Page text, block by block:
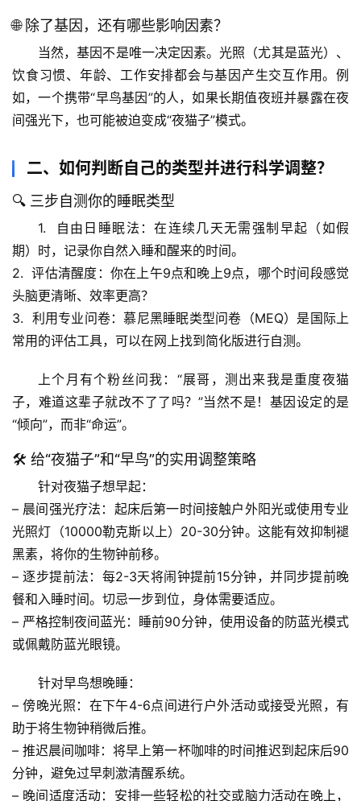
首
页
专
题
列
自
然
万
物
🌐 除了基因，还有哪些影响因素？
当然，基因不是唯一决定因素。光照（尤其是蓝光）、
饮食习惯、年龄、工作安排都会与基因产生交互作用。例
如，一个携带“早鸟基因”的人，如果长期值夜班并暴露在夜
间强光下，也可能被迫变成“夜猫子”模式。
二、如何判断自己的类型并进行科学调整？
🔍 三步自测你的睡眠类型
1. 自由日睡眠法 ：在连续几天无需强制早起（如假
期）时，记录你自然入睡和醒来的时间。
2. 评估清醒度 ：你在上午9点和晚上9点，哪个时间段感觉
头脑更清晰、效率更高？
3. 利用专业问卷：慕尼黑睡眠类型问卷（MEQ）是国际上
常用的评估工具，可以在网上找到简化版进行自测。
上个月有个粉丝问我：“展哥，测出来我是重度夜猫
子，难道这辈子就改不了了吗？”当然不是！基因设定的是
“倾向”，而非“命运”。
🛠️ 给“夜猫子”和“早鸟”的实用调整策略
针对夜猫子想早起：
– 晨间强光疗法 ：起床后第一时间接触户外阳光或使用专业
光照灯（10000勒克斯以上）20-30分钟。这能有效抑制褪
黑素，将你的生物钟前移。
– 逐步提前法 ： 每2-3天将闹钟提前15分钟 ，并同步提前晚
餐和入睡时间。切忌一步到位，身体需要适应。
– 严格控制夜间蓝光：睡前90分钟，使用设备的防蓝光模式
或佩戴防蓝光眼镜。
针对早鸟想晚睡：
– 傍晚光照 ：在下午4-6点间进行户外活动或接受光照，有
助于将生物钟稍微后推。
– 推迟晨间咖啡：将早上第一杯咖啡的时间推迟到起床后90
分钟，避免过早刺激清醒系统。
– 晚间适度活动：安排一些轻松的社交或脑力活动在晚上，